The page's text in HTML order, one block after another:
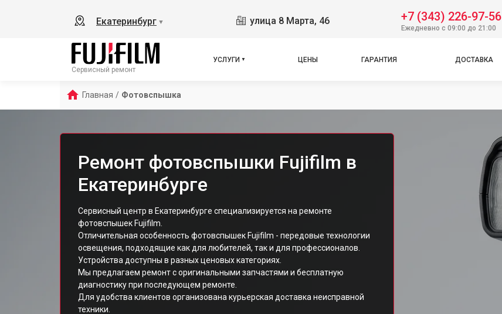
Екатеринбург ▼ улица 8 Марта, 46 +7 (343) 226-97-56
Ежедневно с 09:00 до 21:00
Сервисный ремонт
УСЛУГИ ЦЕНЫ ГАРАНТИЯ ДОСТАВКА
Главная / Фотовспышка
Ремонт фотовспышки Fujifilm в
Екатеринбурге
Сервисный центр в Екатеринбурге специализируется на ремонте
фотовспышек Fujifilm.
Отличительная особенность фотовспышек Fujifilm - передовые технологии
освещения, подходящие как для любителей, так и для профессионалов.
Устройства доступны в разных ценовых категориях.
Мы предлагаем ремонт с оригинальными запчастями и бесплатную
диагностику при последующем ремонте.
Для удобства клиентов организована курьерская доставка неисправной
техники.